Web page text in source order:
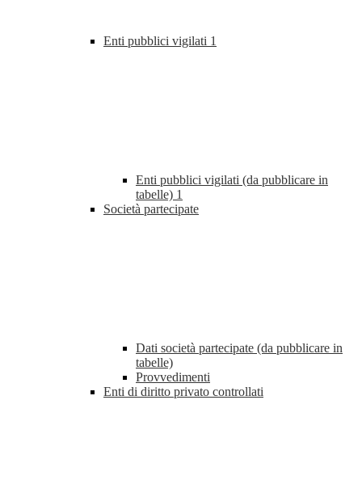
Enti pubblici vigilati 1
Enti pubblici vigilati (da pubblicare in
tabelle) 1
Società partecipate
Dati società partecipate (da pubblicare in
tabelle)
Provvedimenti
Enti di diritto privato controllati